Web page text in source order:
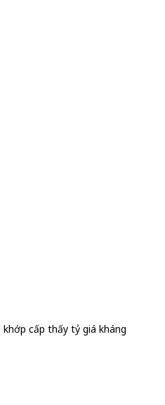
cấp thấy tỷ giá kháng